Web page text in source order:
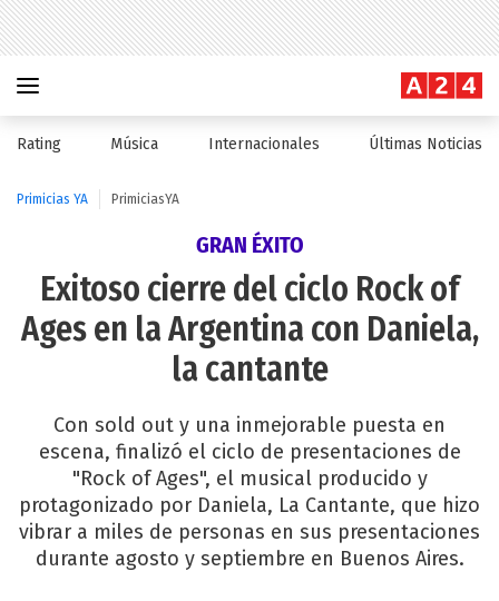
Rating Música Internacionales Últimas Noticias
Primicias YA PrimiciasYA
GRAN ÉXITO
Exitoso cierre del ciclo Rock of
Ages en la Argentina con Daniela,
la cantante
Con sold out y una inmejorable puesta en
escena, finalizó el ciclo de presentaciones de
"Rock of Ages", el musical producido y
protagonizado por Daniela, La Cantante, que hizo
vibrar a miles de personas en sus presentaciones
durante agosto y septiembre en Buenos Aires.